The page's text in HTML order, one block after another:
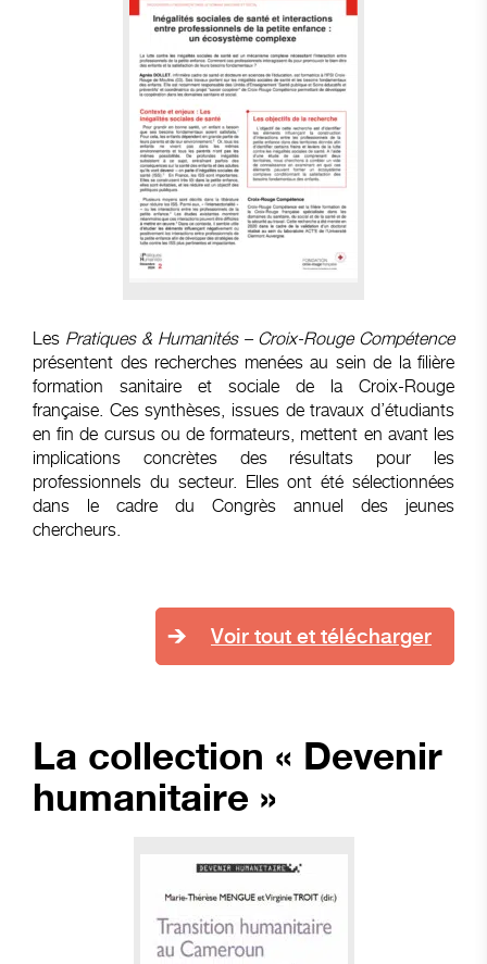
Les Pratiques & Humanités –Croix-Rouge Compétence
présentent des recherches menées au sein de la filière
formation sanitaire et sociale de la Croix-Rouge
française. Ces synthèses, issues de travaux d’étudiants
en fin de cursus ou de formateurs, mettent en avant les
implications concrètes des résultats pour les
professionnels du secteur. Elles ont été sélectionnées
dans le cadre du Congrès annuel des jeunes
chercheurs.
Voir tout et télécharger
La collection « Devenir
humanitaire »